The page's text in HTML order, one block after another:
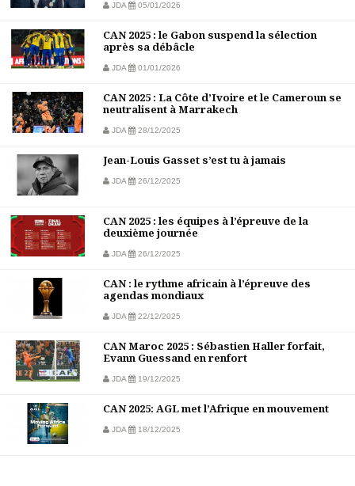
JDA 05/01/2026
CAN 2025 : le Gabon suspend la sélection
après sa débâcle
JDA 01/01/2026
CAN 2025 : La Côte d’Ivoire et le Cameroun se
neutralisent à Marrakech
JDA 28/12/2025
Jean-Louis Gasset s’est tu à jamais
JDA 26/12/2025
CAN 2025 : les équipes à l’épreuve de la
deuxième journée
JDA 26/12/2025
CAN : le rythme africain à l’épreuve des
agendas mondiaux
JDA 22/12/2025
CAN Maroc 2025 : Sébastien Haller forfait,
Evann Guessand en renfort
JDA 19/12/2025
CAN 2025: AGL met l’Afrique en mouvement
JDA 18/12/2025